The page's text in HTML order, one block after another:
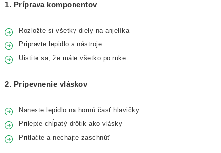
1. Príprava komponentov
Rozložte si všetky diely na anjelíka
Pripravte lepidlo a nástroje
Uistite sa, že máte všetko po ruke
2. Pripevnenie vláskov
Naneste lepidlo na hornú časť hlavičky
Prilepte chĺpatý drôtik ako vlásky
Pritlačte a nechajte zaschnúť